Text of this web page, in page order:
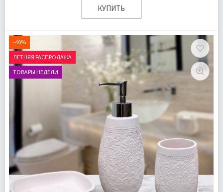
КУПИТЬ
Стаканчик для зубных щеток 1 шт
Мыльница для твердого мыла 1 шт
Доставка:
Подробнее
-40%
ЛЕТНЯЯ РАСПРОДАЖА
ТОВАРЫ НЕДЕЛИ